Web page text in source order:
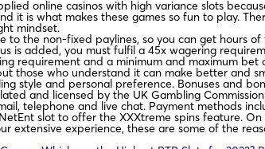
online casinos with high variance slots
it is what makes these games so fun to play.
mindset.
to the non-fixed paylines, so you can get
is added, you must fulfil a 45x wagering
requirement and a minimum and maximum bet
those who understand it can make better and
style and personal preference. Bonuses and
and licensed by the UK Gambling
telephone and live chat. Payment methods
slot to offer the XXXtreme spins feature.
extensive experience, these are some of the